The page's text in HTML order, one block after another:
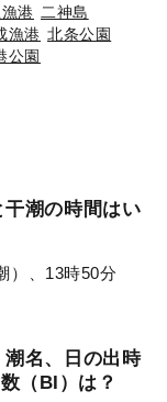
港 二神島
漁港 北条公園
公園
潮の時間はい
）、13時50分
名、日の出時
（BI）は？